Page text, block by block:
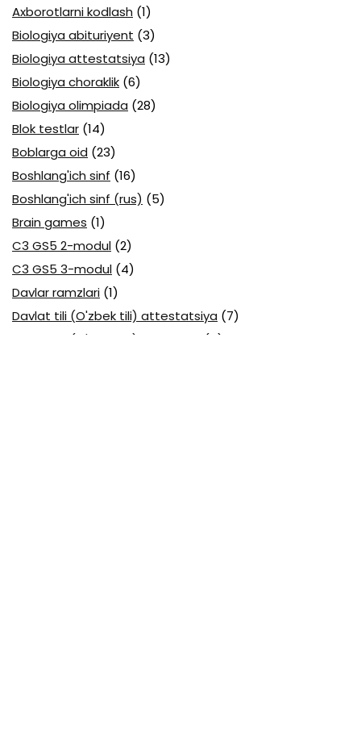
Axborotlarni kodlash (1)
Biologiya abituriyent (3)
Biologiya attestatsiya (13)
Biologiya choraklik (6)
Biologiya olimpiada (28)
Blok testlar (14)
Boblarga oid (23)
Boshlang'ich sinf (16)
Boshlang'ich sinf (rus) (5)
Brain games (1)
C3 GS5 2-modul (2)
C3 GS5 3-modul (4)
Davlar ramzlari (1)
Davlat tili (O'zbek tili) attestatsiya (7)
Davlat tili (O'zbek tili) olimpiada
(4)